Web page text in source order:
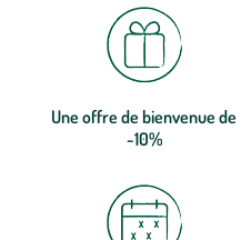
Une offre de bienvenue de
-10%